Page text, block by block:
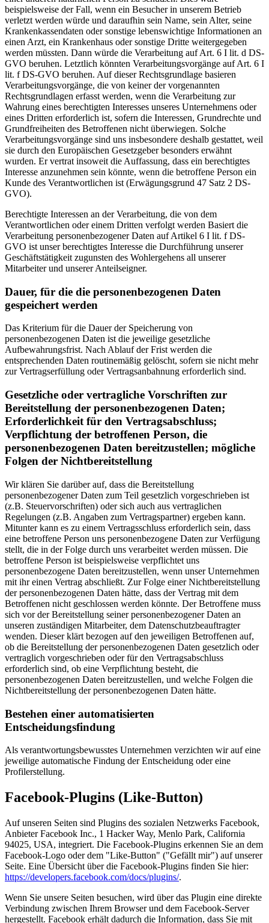
beispielsweise der Fall, wenn ein Besucher in unserem Betrieb
verletzt werden würde und daraufhin sein Name, sein Alter, seine
Krankenkassendaten oder sonstige lebenswichtige Informationen an
einen Arzt, ein Krankenhaus oder sonstige Dritte weitergegeben
werden müssten. Dann würde die Verarbeitung auf Art. 6 I lit. d DS-
GVO beruhen. Letztlich könnten Verarbeitungsvorgänge auf Art. 6 I
lit. f DS-GVO beruhen. Auf dieser Rechtsgrundlage basieren
Verarbeitungsvorgänge, die von keiner der vorgenannten
Rechtsgrundlagen erfasst werden, wenn die Verarbeitung zur
Wahrung eines berechtigten Interesses unseres Unternehmens oder
eines Dritten erforderlich ist, sofern die Interessen, Grundrechte und
Grundfreiheiten des Betroffenen nicht überwiegen. Solche
Verarbeitungsvorgänge sind uns insbesondere deshalb gestattet, weil
sie durch den Europäischen Gesetzgeber besonders erwähnt
wurden. Er vertrat insoweit die Auffassung, dass ein berechtigtes
Interesse anzunehmen sein könnte, wenn die betroffene Person ein
Kunde des Verantwortlichen ist (Erwägungsgrund 47 Satz 2 DS-
GVO).
Berechtigte Interessen an der Verarbeitung, die von dem
Verantwortlichen oder einem Dritten verfolgt werden Basiert die
Verarbeitung personenbezogener Daten auf Artikel 6 I lit. f DS-
GVO ist unser berechtigtes Interesse die Durchführung unserer
Geschäftstätigkeit zugunsten des Wohlergehens all unserer
Mitarbeiter und unserer Anteilseigner.
Dauer, für die die personenbezogenen Daten
gespeichert werden
Das Kriterium für die Dauer der Speicherung von
personenbezogenen Daten ist die jeweilige gesetzliche
Aufbewahrungsfrist. Nach Ablauf der Frist werden die
entsprechenden Daten routinemäßig gelöscht, sofern sie nicht mehr
zur Vertragserfüllung oder Vertragsanbahnung erforderlich sind.
Gesetzliche oder vertragliche Vorschriften zur
Bereitstellung der personenbezogenen Daten;
Erforderlichkeit für den Vertragsabschluss;
Verpflichtung der betroffenen Person, die
personenbezogenen Daten bereitzustellen; mögliche
Folgen der Nichtbereitstellung
Wir klären Sie darüber auf, dass die Bereitstellung
personenbezogener Daten zum Teil gesetzlich vorgeschrieben ist
(z.B. Steuervorschriften) oder sich auch aus vertraglichen
Regelungen (z.B. Angaben zum Vertragspartner) ergeben kann.
Mitunter kann es zu einem Vertragsschluss erforderlich sein, dass
eine betroffene Person uns personenbezogene Daten zur Verfügung
stellt, die in der Folge durch uns verarbeitet werden müssen. Die
betroffene Person ist beispielsweise verpflichtet uns
personenbezogene Daten bereitzustellen, wenn unser Unternehmen
mit ihr einen Vertrag abschließt. Zur Folge einer Nichtbereitstellung
der personenbezogenen Daten hätte, dass der Vertrag mit dem
Betroffenen nicht geschlossen werden könnte. Der Betroffene muss
sich vor der Bereitstellung seiner personenbezogener Daten an
unseren zuständigen Mitarbeiter, dem Datenschutzbeauftragter
wenden. Dieser klärt bezogen auf den jeweiligen Betroffenen auf,
ob die Bereitstellung der personenbezogenen Daten gesetzlich oder
vertraglich vorgeschrieben oder für den Vertragsabschluss
erforderlich sind, ob eine Verpflichtung besteht, die
personenbezogenen Daten bereitzustellen, und welche Folgen die
Nichtbereitstellung der personenbezogenen Daten hätte.
Bestehen einer automatisierten
Entscheidungsfindung
Als verantwortungsbewusstes Unternehmen verzichten wir auf eine
jeweilige automatische Findung der Entscheidung oder eine
Profilerstellung.
Facebook-Plugins (Like-Button)
Auf unseren Seiten sind Plugins des sozialen Netzwerks Facebook,
Anbieter Facebook Inc., 1 Hacker Way, Menlo Park, California
94025, USA, integriert. Die Facebook-Plugins erkennen Sie an dem
Facebook-Logo oder dem "Like-Button" ("Gefällt mir") auf unserer
Seite. Eine Übersicht über die Facebook-Plugins finden Sie hier:
https://developers.facebook.com/docs/plugins/.
Wenn Sie unsere Seiten besuchen, wird über das Plugin eine direkte
Verbindung zwischen Ihrem Browser und dem Facebook-Server
hergestellt. Facebook erhält dadurch die Information, dass Sie mit